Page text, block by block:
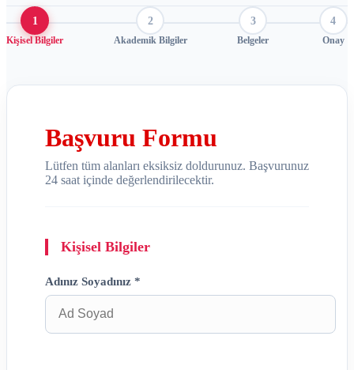
1
Kişisel Bilgiler
2
Akademik Bilgiler
3
Belgeler
4
Onay
Başvuru Formu
Lütfen tüm alanları eksiksiz doldurunuz. Başvurunuz
24 saat içinde değerlendirilecektir.
Kişisel Bilgiler
Adınız Soyadınız *